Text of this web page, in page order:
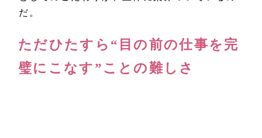
だ。
ただひたすら“目の前の仕事を完
璧にこなす”ことの難しさ